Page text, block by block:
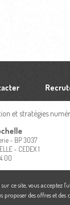
et stratégies
- BP 3037
- CEDEX 1
00
ce site, vous acceptez
proposer des offres et